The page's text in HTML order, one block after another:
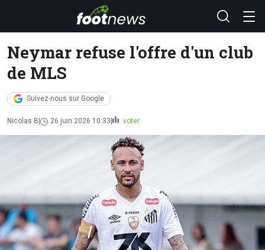
Neymar refuse l'offre d'un club
de MLS
Suivez-nous sur Google
Nicolas B 26 juin 2026 10:33 voter